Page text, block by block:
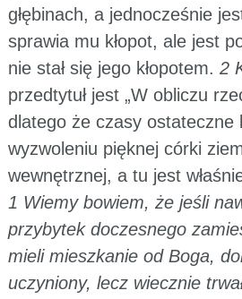
głębinach, a jednocześnie
sprawia mu kłopot, ale jest
nie stał się jego kłopotem. 2
przedtytuł jest „W obliczu
dlatego że czasy ostateczne
wyzwoleniu pięknej córki
wewnętrznej, a tu jest
1 Wiemy bowiem, że jeśli
przybytek doczesnego
mieli mieszkanie od Boga,
uczyniony, lecz wiecznie